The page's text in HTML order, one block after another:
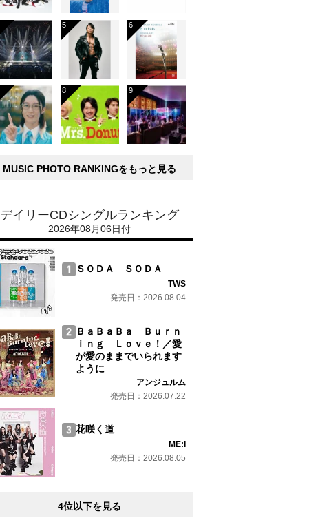
MUSIC PHOTO RANKINGをもっと見る
デイリーCDシングルランキング
2026年08月06日付
ＳＯＤＡ ＳＯＤＡ
TWS
発売日：2026.08.04
ＢａＢａＢａ Ｂｕｒｎ
ｉｎｇ Ｌｏｖｅ！／愛
が愛のままでいられます
ように
アンジュルム
発売日：2026.07.22
花咲く道
ME:I
発売日：2026.08.05
4位以下を見る